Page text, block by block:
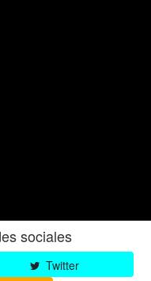
sociales
Twitter